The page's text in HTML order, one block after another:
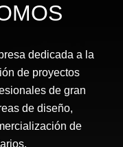
dedicada a la
de proyectos
de gran
de diseño,
de